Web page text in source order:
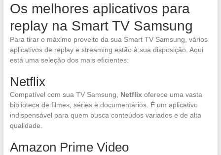
Os melhores aplicativos para
replay na Smart TV Samsung
Para tirar o máximo proveito da sua Smart TV Samsung, vários
aplicativos de replay e streaming estão à sua disposição. Aqui
está uma seleção dos mais eficientes:
Netflix
Compatível com sua TV Samsung, Netflixoferece uma vasta
biblioteca de filmes, séries e documentários. É um aplicativo
indispensável para quem busca conteúdos variados e de alta
qualidade.
Amazon Prime Video